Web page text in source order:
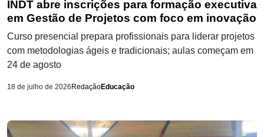
INDT abre inscrições para formação executiva
em Gestão de Projetos com foco em inovação
Curso presencial prepara profissionais para liderar projetos
com metodologias ágeis e tradicionais; aulas começam em
24 de agosto
18 de julho de 2026 RedaçãoEducação